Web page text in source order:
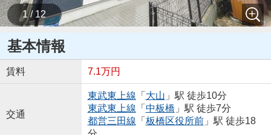
1 / 12
基本情報
賃料 7.1万円
交通
東武東上線 「 大山 」駅 徒歩10分
東武東上線 「 中板橋 」駅 徒歩7分
都営三田線 「 板橋区役所前」駅 徒歩18